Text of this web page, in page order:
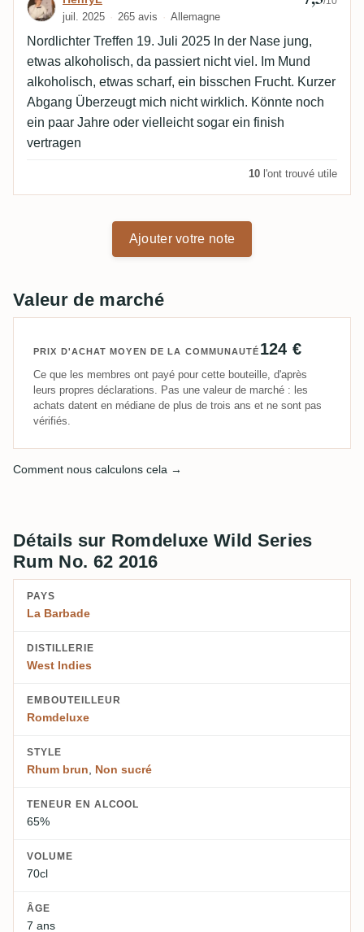
juil. 2025 265 avis Allemagne
Nordlichter Treffen 19. Juli 2025 In der Nase jung,
etwas alkoholisch, da passiert nicht viel. Im Mund
alkoholisch, etwas scharf, ein bisschen Frucht. Kurzer
Abgang Überzeugt mich nicht wirklich. Könnte noch
ein paar Jahre oder vielleicht sogar ein finish
vertragen
10 l'ont trouvé utile
Ajouter votre note
Valeur de marché
PRIX D'ACHAT MOYEN DE LA COMMUNAUTÉ 124 €
Ce que les membres ont payé pour cette bouteille, d'après
leurs propres déclarations. Pas une valeur de marché : les
achats datent en médiane de plus de trois ans et ne sont pas
vérifiés.
Comment nous calculons cela →
Détails sur Romdeluxe Wild Series
Rum No. 62 2016
PAYS
La Barbade
DISTILLERIE
West Indies
EMBOUTEILLEUR
Romdeluxe
STYLE
Rhum brun, Non sucré
TENEUR EN ALCOOL
65%
VOLUME
70cl
ÂGE
7 ans